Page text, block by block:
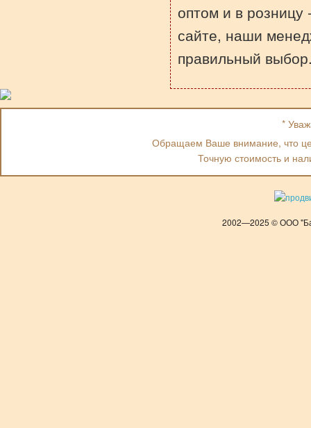
оптом и в
сайте, наши
правильный
*
Обращаем Ваше внимание, что
Точную стоимость и
2002—2025 © ООО